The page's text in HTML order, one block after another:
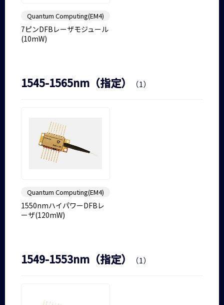
Quantum Computing(EM4)
7ピンDFBレーザモジュール
(10mW)
1545-1565nm（指定） （1）
Quantum Computing(EM4)
1550nmハイパワーDFBレ
ーザ(120mW)
1549-1553nm（指定） （1）